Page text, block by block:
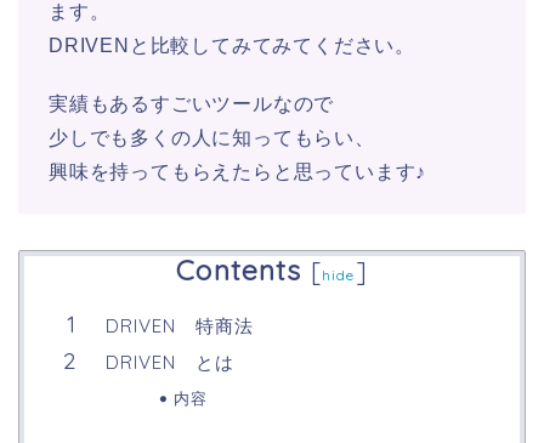
ます。
DRIVENと比較してみてみてください。
実績もあるすごいツールなので
少しでも多くの人に知ってもらい、
興味を持ってもらえたらと思っています♪
Contents [hide ]
DRIVEN 特商法
DRIVEN とは
内容